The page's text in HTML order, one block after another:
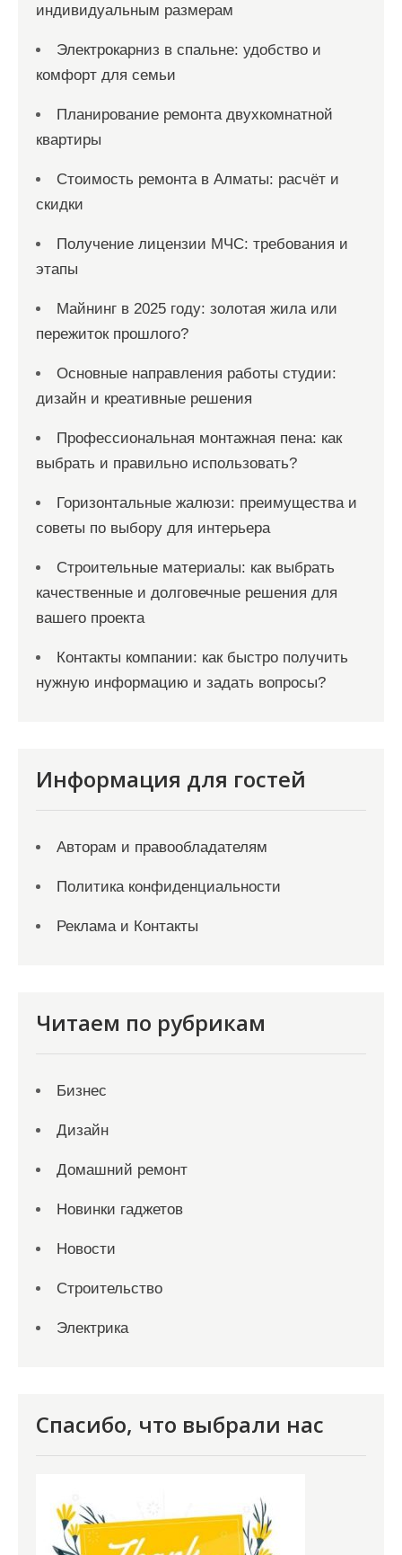
индивидуальным размерам
Электрокарниз в спальне: удобство и
комфорт для семьи
Планирование ремонта двухкомнатной
квартиры
Стоимость ремонта в Алматы: расчёт и
скидки
Получение лицензии МЧС: требования и
этапы
Майнинг в 2025 году: золотая жила или
пережиток прошлого?
Основные направления работы студии:
дизайн и креативные решения
Профессиональная монтажная пена: как
выбрать и правильно использовать?
Горизонтальные жалюзи: преимущества и
советы по выбору для интерьера
Строительные материалы: как выбрать
качественные и долговечные решения для
вашего проекта
Контакты компании: как быстро получить
нужную информацию и задать вопросы?
Информация для гостей
Авторам и правообладателям
Политика конфиденциальности
Реклама и Контакты
Читаем по рубрикам
Бизнес
Дизайн
Домашний ремонт
Новинки гаджетов
Новости
Строительство
Электрика
Спасибо, что выбрали нас